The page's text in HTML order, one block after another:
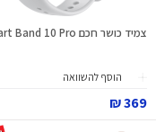
צמיד כושר חכם Smart Band 10 Pro
הוסף להשוואה
369 ₪